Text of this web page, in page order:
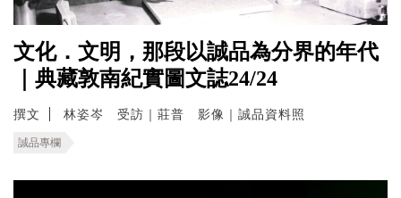
文化．文明，那段以誠品為分界的年代
｜典藏敦南紀實圖文誌24/24
撰文 林姿岑 受訪｜莊普 影像｜誠品資料照
誠品專欄